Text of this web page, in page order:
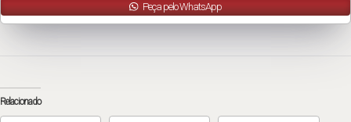
Peça pelo WhatsApp
Relacionado